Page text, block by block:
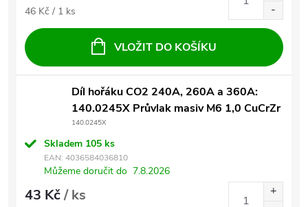
Měrná cena:
46 Kč / 1 ks
VLOŽIT DO KOŠÍKU
Díl hořáku CO2 240A, 260A a 360A:
140.0245X Průvlak masiv M6 1,0 CuCrZr
140.0245X
Skladem 105 ks
EAN: 4036584036810
Můžeme doručit do 7.8.2026
43 Kč/ ks